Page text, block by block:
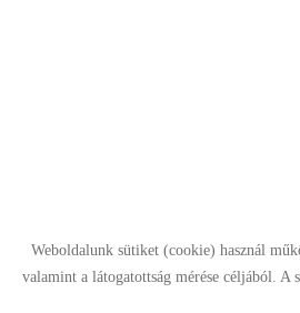
Weboldalunk sütiket (cookie) használ
valamint a látogatottság mérése céljából.